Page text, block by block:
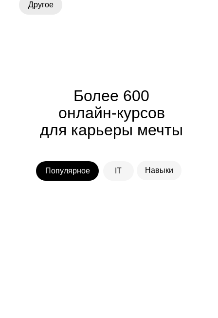
Другое
Более 600
онлайн-курсов
для карьеры мечты
Популярное IT Навыки